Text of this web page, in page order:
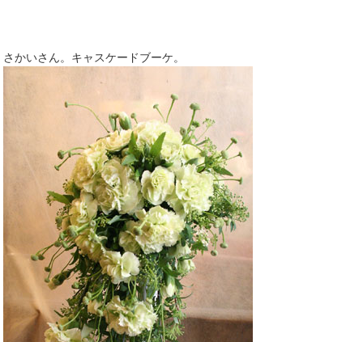
さかいさん。キャスケードブーケ。